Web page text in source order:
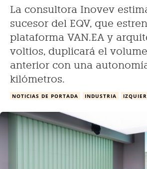
La consultora Inovev
sucesor del EQV, que
plataforma VAN.EA y
voltios, duplicará el
anterior con una
kilómetros.
NOTICIAS DE PORTADA INDUSTRIA